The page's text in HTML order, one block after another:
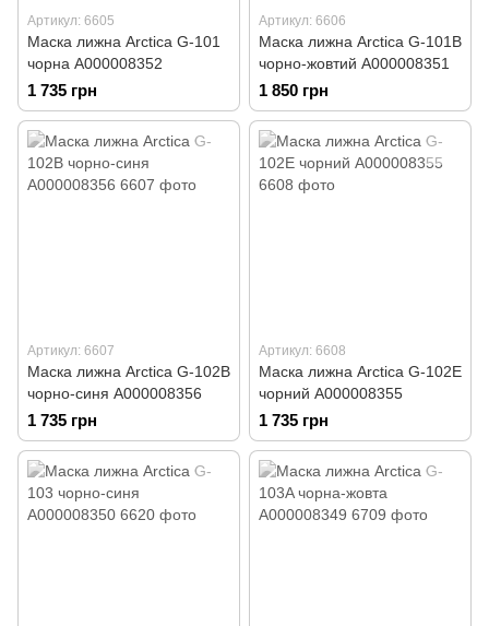
Артикул: 6605
Маска лижна Arctica G-101
чорна А000008352
1 735 грн
Артикул: 6606
Маска лижна Arctica G-101B
чорно-жовтий А000008351
1 850 грн
Артикул: 6607
Маска лижна Arctica G-102B
чорно-синя А000008356
1 735 грн
Артикул: 6608
Маска лижна Arctica G-102E
чорний А000008355
1 735 грн